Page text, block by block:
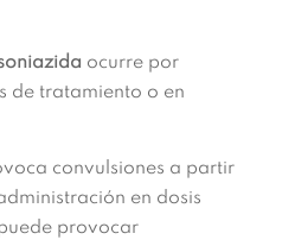
ocurre por
de tratamiento o en
convulsiones a partir
en dosis
provocar